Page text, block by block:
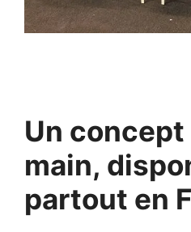
Un concept
main,
partout en